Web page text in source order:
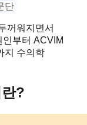
단
꺼워지면서
인부터 ACVIM
지 수의학
?